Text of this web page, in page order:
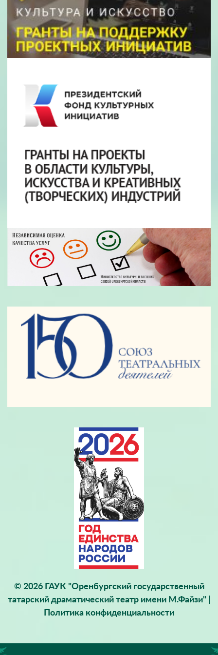
© 2026 ГАУК "Оренбургский государственный
татарский драматический театр имени М.Файзи" |
Политика конфиденциальности